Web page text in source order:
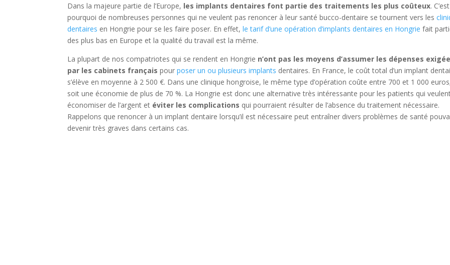
Dans la majeure partie de l’Europe, les implants dentaires font partie des traitements les plus coûteux. C’est
pourquoi de nombreuses personnes qui ne veulent pas renoncer à leur santé bucco-dentaire se tournent vers les
dentaires en Hongrie pour se les faire poser. En effet,le tarif d’une opération d’implants dentaires en Hongrie fait
des plus bas en Europe et la qualité du travail est la même.
La plupart de nos compatriotes qui se rendent en Hongrie n’ont pas les moyens d’assumer les dépenses
par les cabinets français pourposer un ou plusieurs implants dentaires. En France, le coût total d’un implant
s’élève en moyenne à 2 500 €. Dans une clinique hongroise, le même type d’opération coûte entre 700 et 1 000
soit une économie de plus de 70 %. La Hongrie est donc une alternative très intéressante pour les patients qui
économiser de l’argent et éviter les complications qui pourraient résulter de l’absence du traitement nécessaire.
Rappelons que renoncer à un implant dentaire lorsqu’il est nécessaire peut entraîner divers problèmes de santé
devenir très graves dans certains cas.